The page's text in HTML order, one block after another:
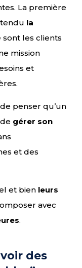
La première
la
sont les clients
mission
et
penser qu’un
gérer son
et des
et bien leurs
avec
.
des